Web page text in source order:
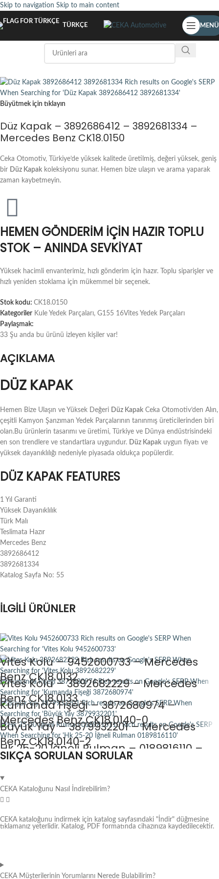
Skip to navigation Skip to main content
TÜRKÇE MENÜ
Büyütmek için tıklayın
Düz Kapak – 3892686412 – 3892681334 –
Mercedes Benz CK18.0150
Ceka Otomotiv, Türkiye’de yüksek kalitede üretilmiş, değeri yüksek, geniş
bir Düz Kapak koleksiyonu sunar. Hemen bize ulaşın ve arama yaparak
zaman kaybetmeyin.
HEMEN GÖNDERIM İÇIN HAZIR TOPLU
STOK – ANINDA SEVKIYAT
Yüksek hacimli envanterimiz, hızlı gönderim için hazır. Toplu siparişler ve
hızlı yeniden stoklama için mükemmel bir seçenek.
Stok kodu: CK18.0150
Kategoriler Kule Yedek Parçaları, G155 16Vites Yedek Parçaları
Paylaşmak:
33 Şu anda bu ürünü izleyen kişiler var!
AÇIKLAMA
DÜZ KAPAK
Hemen Bize Ulaşın ve Yüksek Değeri Düz Kapak Ceka Otomotiv’den Alın,
çeşitli Kamyon Şanzıman Yedek Parçalarının tanınmış üreticilerinden biri
olan.Bu ürünlerin tasarımı ve üretimi, Türkiye ve Dünya endüstrisindeki
en son trendlere ve standartlara uygundur. Düz Kapak uygun fiyatı ve
yüksek dayanıklılığı nedeniyle piyasada oldukça popülerdir.
DÜZ KAPAK FEATURES
1 Yıl Garanti
Yüksek Dayanıklılık
Türk Malı
Teslimata Hazır
Mercedes Benz
3892686412
3892681334
Katalog Sayfa No: 55
İLGILI ÜRÜNLER
Vites Kolu – 9452600733 – Mercedes
Benz CK18.0132
Vites Kolu – 3892682229 – Mercedes
Benz CK18.0133
Kumanda Fişeği – 3872680974 –
Mercedes Benz CK18.0140-0
Büyük Yay – 3879932201 – Mercedes
Benz CK18.0140-2
Hk 25-20 İğneli Rulman – 0189816110 –
Mercedes Benz CK18.0144-1
SIKÇA SORULAN SORULAR
CEKA Kataloğunu Nasıl İndirebilirim?
CEKA kataloğunu indirmek için katalog sayfasındaki "İndir" düğmesine
tıklamanız yeterlidir. Katalog, PDF formatında cihazınıza kaydedilecektir.
CEKA Müşterilerinin Yorumlarını Nerede Bulabilirim?